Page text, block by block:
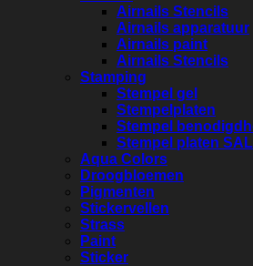
Airnails Stencils
Airnails apparatuur
Airnails paint
Airnails Stencils
Stamping
Stempel gel
Stempelplaten
Stempel
Stempel platen
Aqua Colors
Droogbloemen
Pigmenten
Stickervellen
Strass
Paint
Sticker